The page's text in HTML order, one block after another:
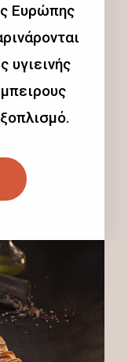
Ευρώπης
υγιεινής